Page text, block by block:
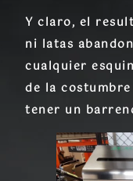
Y claro, el
ni latas
cualquier
de la
tener un